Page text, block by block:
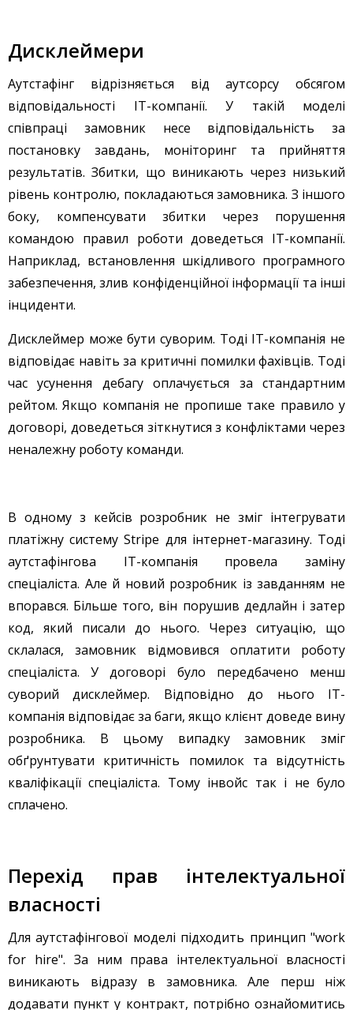
Дисклеймери
Аутстафінг відрізняється від аутсорсу обсягом
відповідальності ІТ-компанії. У такій моделі
співпраці замовник несе відповідальність за
постановку завдань, моніторинг та прийняття
результатів. Збитки, що виникають через низький
рівень контролю, покладаються замовника. З іншого
боку, компенсувати збитки через порушення
командою правил роботи доведеться IT-компанії.
Наприклад, встановлення шкідливого програмного
забезпечення, злив конфіденційної інформації та інші
інциденти.
Дисклеймер може бути суворим. Тоді IT-компанія не
відповідає навіть за критичні помилки фахівців. Тоді
час усунення дебагу оплачується за стандартним
рейтом. Якщо компанія не пропише таке правило у
договорі, доведеться зіткнутися з конфліктами через
неналежну роботу команди.
В одному з кейсів розробник не зміг інтегрувати
платіжну систему Stripe для інтернет-магазину. Тоді
аутстафінгова IT-компанія провела заміну
спеціаліста. Але й новий розробник із завданням не
впорався. Більше того, він порушив дедлайн і затер
код, який писали до нього. Через ситуацію, що
склалася, замовник відмовився оплатити роботу
спеціаліста. У договорі було передбачено менш
суворий дисклеймер. Відповідно до нього IT-
компанія відповідає за баги, якщо клієнт доведе вину
розробника. В цьому випадку замовник зміг
обґрунтувати критичність помилок та відсутність
кваліфікації спеціаліста. Тому інвойс так і не було
сплачено.
Перехід прав інтелектуальної
власності
Для аутстафінгової моделі підходить принцип "work
for hire". За ним права інтелектуальної власності
виникають відразу в замовника. Але перш ніж
додавати пункт у контракт, потрібно ознайомитись